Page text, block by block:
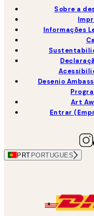
Sobre a
Informações
Desenio
Art
Entrar
PRT PORTUGUES